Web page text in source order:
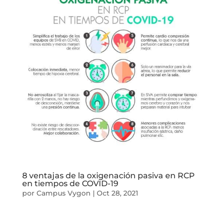
8 ventajas de la oxigenación pasiva en RCP
en tiempos de COVID-19
por Campus Vygon | Oct 28, 2021